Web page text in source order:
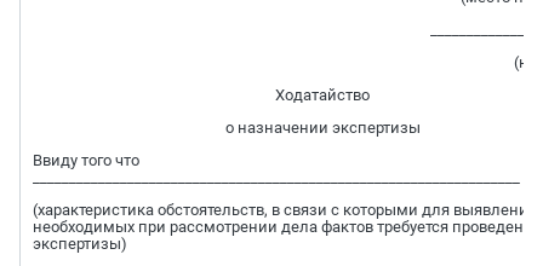
Ходатайство
о назначении экспертизы
Ввиду того что
(характеристика обстоятельств, в связи с которыми для выявления
необходимых при рассмотрении дела фактов требуется проведение
экспертизы)